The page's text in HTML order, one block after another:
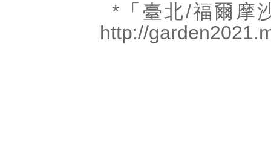
*「臺北/福爾摩
http://